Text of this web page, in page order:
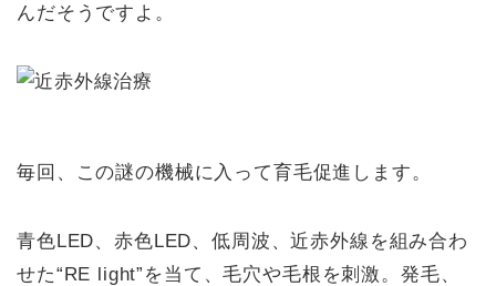
んだそうですよ。
毎回、この謎の機械に入って育毛促進します。
青色LED、赤色LED、低周波、近赤外線を組み合わ
せた“RE light”を当て、毛穴や毛根を刺激。発毛、